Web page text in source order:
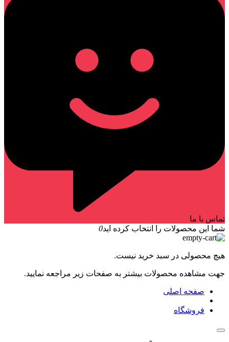
تماس با ما
شما این محصولات را انتخاب کرده اید0
هیچ محصولی در سبد خرید نیست.
جهت مشاهده محصولات بیشتر به صفحات زیر مراجعه نمایید.
صفحه اصلی
فروشگاه